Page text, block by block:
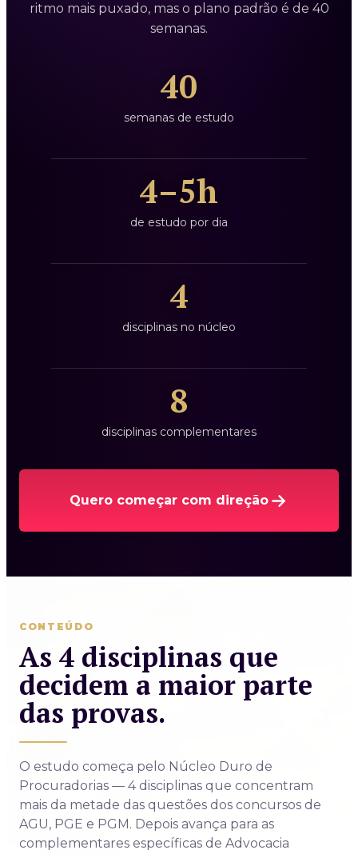
ritmo mais puxado, mas o plano padrão é de 40
semanas.
40
semanas de estudo
4–5h
de estudo por dia
4
disciplinas no núcleo
8
disciplinas complementares
Quero começar com direção
CONTEÚDO
As 4 disciplinas que
decidem a maior parte
das provas.
O estudo começa pelo Núcleo Duro de
Procuradorias — 4 disciplinas que concentram
mais da metade das questões dos concursos de
AGU, PGE e PGM. Depois avança para as
complementares específicas de Advocacia